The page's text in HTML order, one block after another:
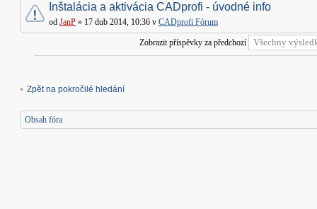
Inštalácia a aktivácia CADprofi - úvodné info
od JanP » 17 dub 2014, 10:36 v CADprofi Fórum
Zobrazit příspěvky za předchozí
Zpět na pokročilé hledání
Obsah fóra